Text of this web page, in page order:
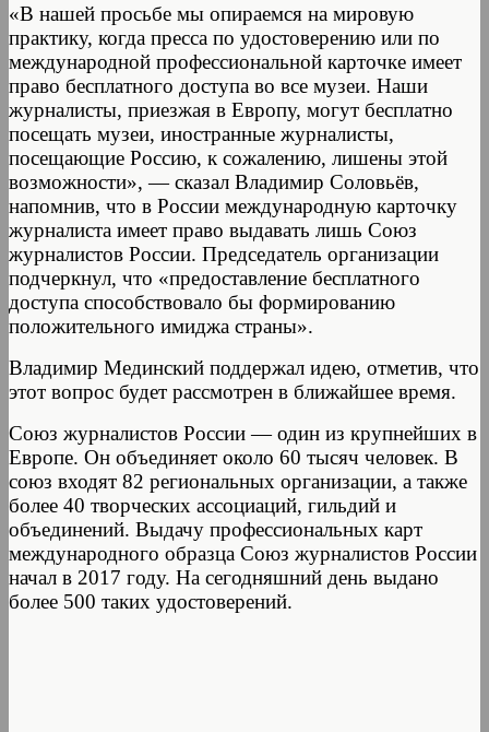
«В нашей просьбе мы опираемся на мировую
практику, когда пресса по удостоверению или по
международной профессиональной карточке имеет
право бесплатного доступа во все музеи. Наши
журналисты, приезжая в Европу, могут бесплатно
посещать музеи, иностранные журналисты,
посещающие Россию, к сожалению, лишены этой
возможности», — сказал Владимир Соловьёв,
напомнив, что в России международную карточку
журналиста имеет право выдавать лишь Союз
журналистов России. Председатель организации
подчеркнул, что «предоставление бесплатного
доступа способствовало бы формированию
положительного имиджа страны».
Владимир Мединский поддержал идею, отметив, что
этот вопрос будет рассмотрен в ближайшее время.
Союз журналистов России — один из крупнейших в
Европе. Он объединяет около 60 тысяч человек. В
союз входят 82 региональных организации, а также
более 40 творческих ассоциаций, гильдий и
объединений. Выдачу профессиональных карт
международного образца Союз журналистов России
начал в 2017 году. На сегодняшний день выдано
более 500 таких удостоверений.